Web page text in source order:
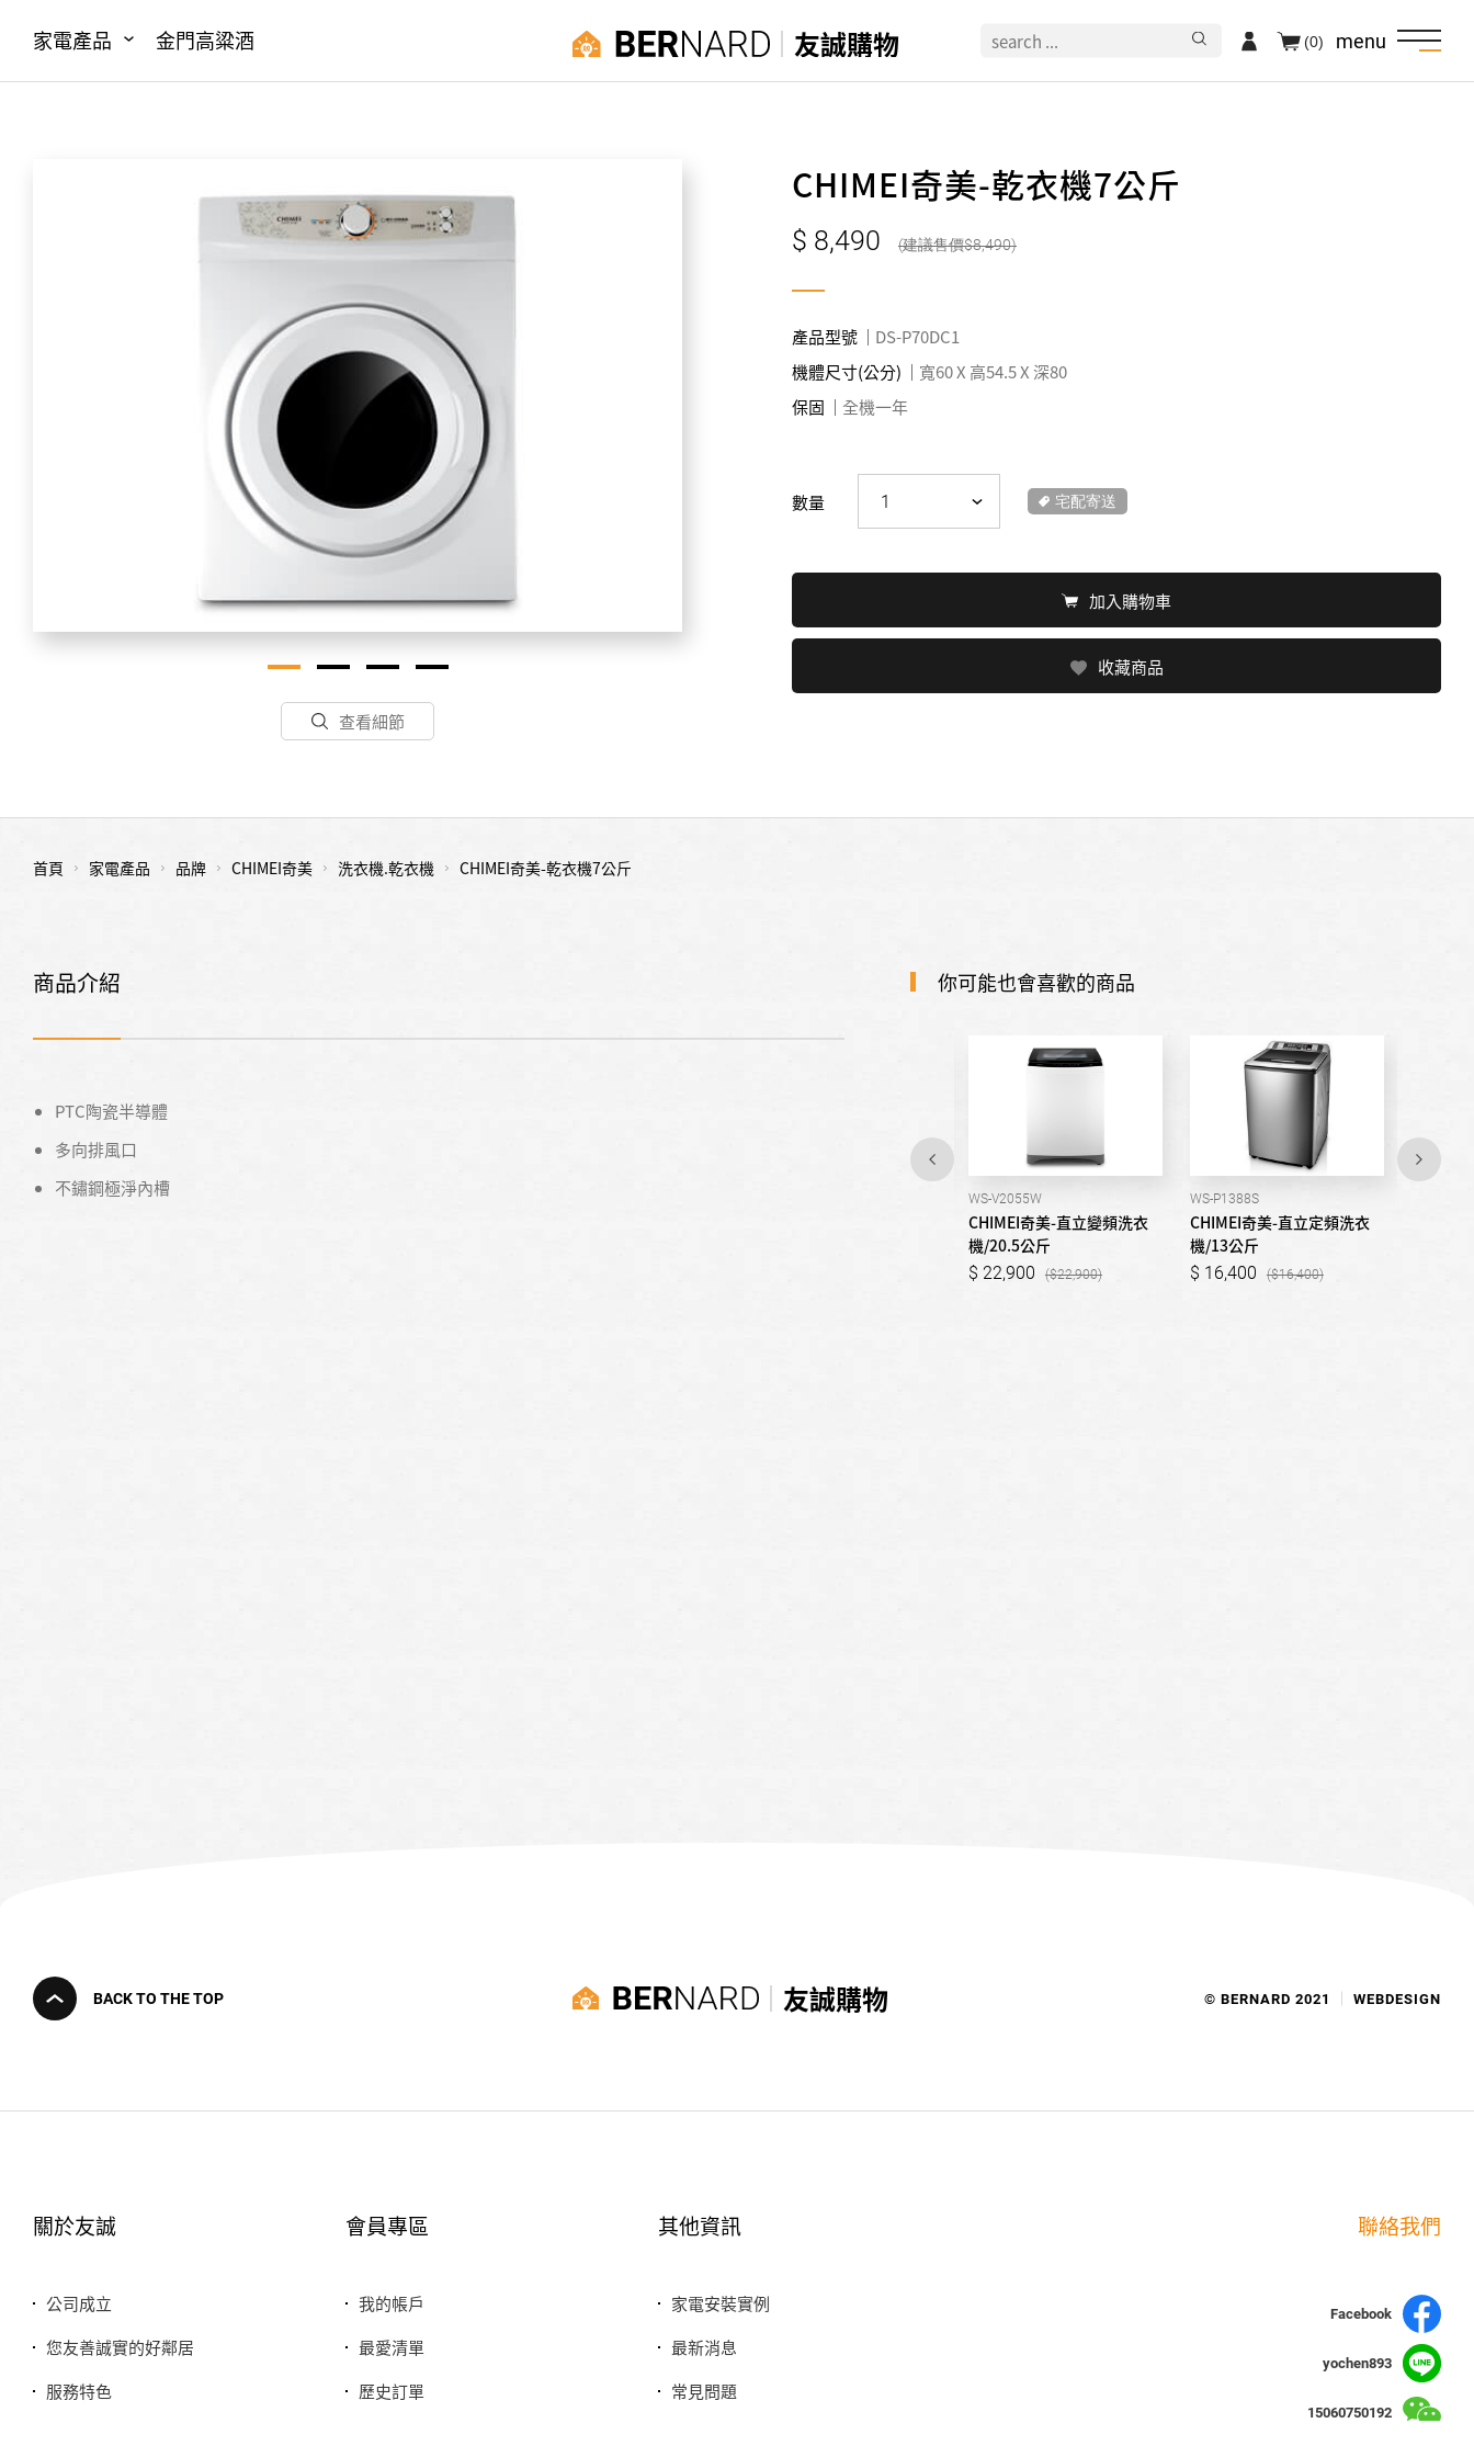
家電產品 金門高粱酒 友誠購物 menu
(0)
查看細節
CHIMEI奇美-乾衣機7公斤
8,490 8,490
產品型號
DS-P70DC1
機體尺寸(公分)
寬60 X 高54.5 X 深80
保固
全機一年
數量 宅配寄送
加入購物車
收藏商品
首頁 家電產品 品牌 CHIMEI奇美 洗衣機.乾衣機 CHIMEI奇美-乾衣機7公斤
商品介紹
PTC陶瓷半導體
多向排風口
不鏽鋼極淨內槽
你可能也會喜歡的商品
WS-V2055W
CHIMEI奇美-直立變頻洗衣
機/20.5公斤
22,900 22,900
WS-P1388S
CHIMEI奇美-直立定頻洗衣
機/13公斤
16,400 16,400
BACK TO THE TOP 友誠購物 © BERNARD 2021 WEBDESIGN
關於友誠
公司成立
您友善誠實的好鄰居
服務特色
會員專區
我的帳戶
最愛清單
歷史訂單
其他資訊
家電安裝實例
最新消息
常見問題
聯絡我們
Facebook
yochen893
15060750192